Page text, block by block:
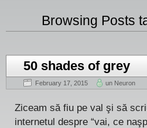
Browsing Posts
50 shades of grey
February 17, 2015 un Neuron
Ziceam să fiu pe val şi să
internetul despre “vai, ce